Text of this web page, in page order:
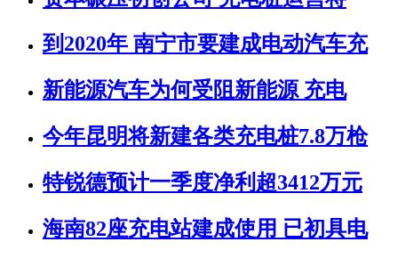
到2020年 南宁市要建成电动汽车充
新能源汽车为何受阻新能源 充电
今年昆明将新建各类充电桩7.8万枪
特锐德预计一季度净利超3412万元
海南82座充电站建成使用 已初具电